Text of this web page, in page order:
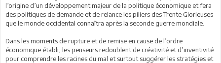
l’origine d’un développement majeur de la politique économique et fera
des politiques de demande et de relance les piliers des Trente Glorieuses
que le monde occidental connaîtra après la seconde guerre mondiale.
Dans les moments de rupture et de remise en cause de l’ordre
économique établi, les penseurs redoublent de créativité et d’inventivité
pour comprendre les racines du mal et surtout suggérer les stratégies et